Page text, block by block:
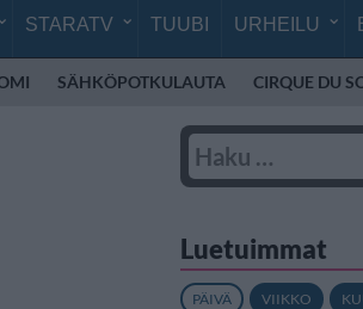
STARATV TUUBI URHEILU
SÄHKÖPOTKULAUTA CIRQUE DU
Luetuimmat
PÄIVÄ VIIKKO